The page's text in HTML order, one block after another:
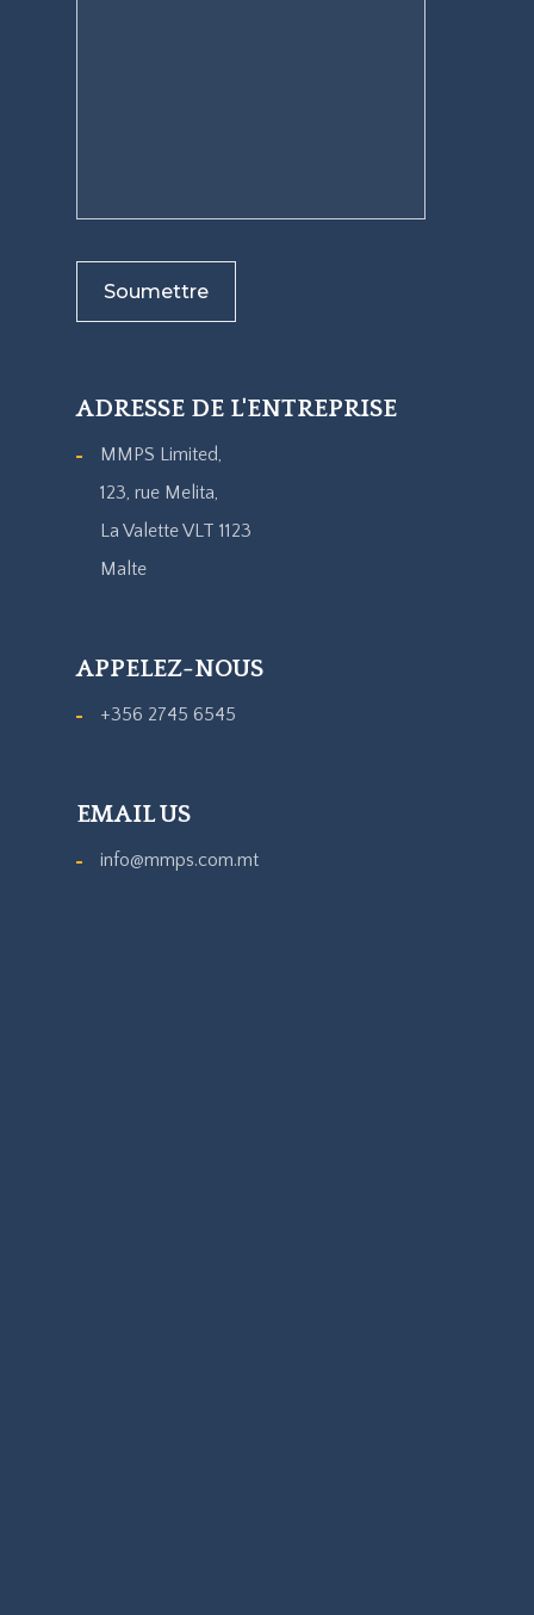
ADRESSE DE L'ENTREPRISE
MMPS Limited,
123, rue Melita,
La Valette VLT 1123
Malte
APPELEZ-NOUS
+356 2745 6545
EMAIL US
info@mmps.com.mt